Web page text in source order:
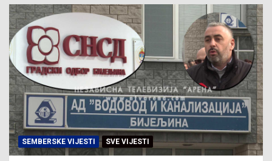
SEMBERSKE VIJESTI SVE VIJESTI